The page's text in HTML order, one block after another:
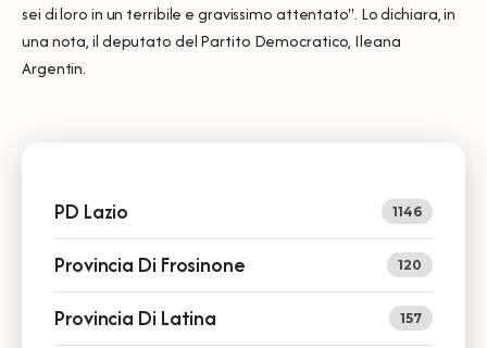
sei di loro in un terribile e gravissimo attentato". Lo dichiara, in
una nota, il deputato del Partito Democratico, Ileana
Argentin.
PD Lazio 1146
Provincia Di Frosinone 120
Provincia Di Latina 157